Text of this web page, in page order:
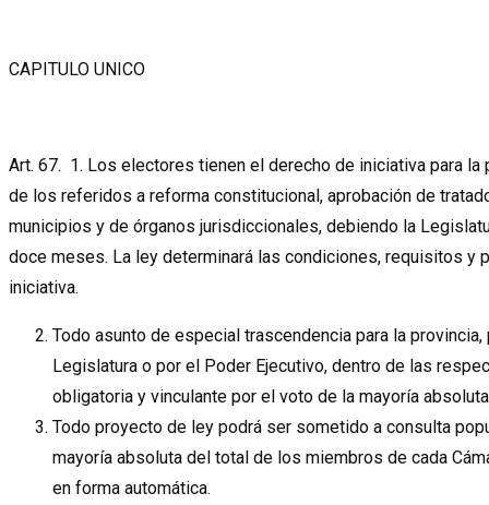
CAPITULO UNICO
Art. 67. 1. Los electores tienen el derecho de iniciativa para
de los referidos a reforma constitucional, aprobación de
municipios y de órganos jurisdiccionales, debiendo la
doce meses. La ley determinará las condiciones, requisitos y
iniciativa.
Todo asunto de especial trascendencia para la
Legislatura o por el Poder Ejecutivo, dentro de las
obligatoria y vinculante por el voto de la mayoría
Todo proyecto de ley podrá ser sometido a consulta
mayoría absoluta del total de los miembros de cada
en forma automática.